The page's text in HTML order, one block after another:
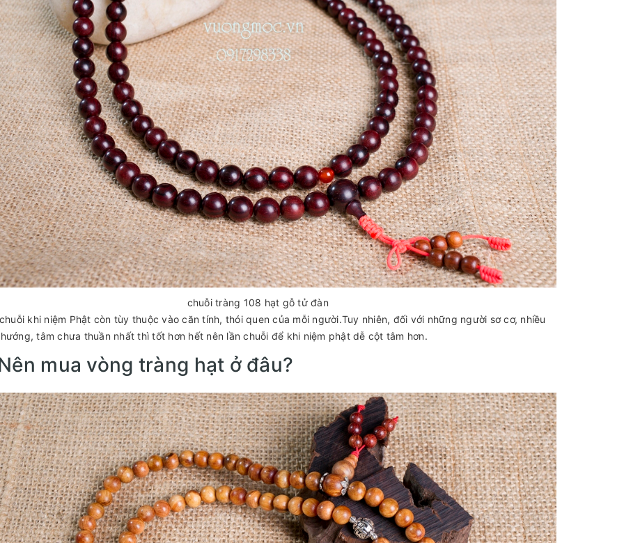
chuỗi tràng 108 hạt gỗ tử đàn
khi niệm Phật còn tùy thuộc vào căn tính, thói quen của mỗi người.Tuy nhiên, đối với những người sơ cơ, nhiều
tâm chưa thuần nhất thì tốt hơn hết nên lần chuỗi để khi niệm phật dễ cột tâm hơn.
mua vòng tràng hạt ở đâu?